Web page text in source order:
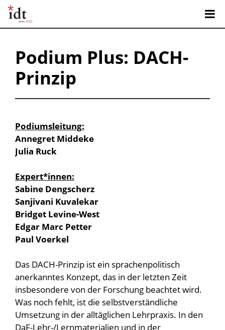
Podium Plus: DACH-
Prinzip
Podiumsleitung:
Annegret Middeke
Julia Ruck
Expert*innen:
Sabine Dengscherz
Sanjivani Kuvalekar
Bridget Levine-West
Edgar Marc Petter
Paul Voerkel
Das DACH-Prinzip ist ein sprachenpolitisch
anerkanntes Konzept, das in der letzten Zeit
insbesondere von der Forschung beachtet wird.
Was noch fehlt, ist die selbstverständliche
Umsetzung in der alltäglichen Lehrpraxis. In den
DaF-Lehr-/Lernmaterialien und in der